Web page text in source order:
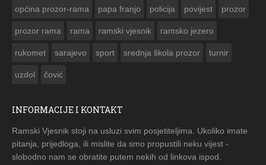
općina prozor-rama papa franjo policija povijest prozor
prozor rama rama ramski vjesnik ramsko jezero
rukomet sarajevo sport srednja škola prozor turnir
uzdol čović
INFORMACIJE I KONTAKT
Ramski Vjesnik stoji na usluzi svim posjetiteljima. Ukoliko imate
pitanja, prijedloga, ili mislite da smo propustili neku vijest -
slobodno nam se obratite putem nekih od linkova ispod.